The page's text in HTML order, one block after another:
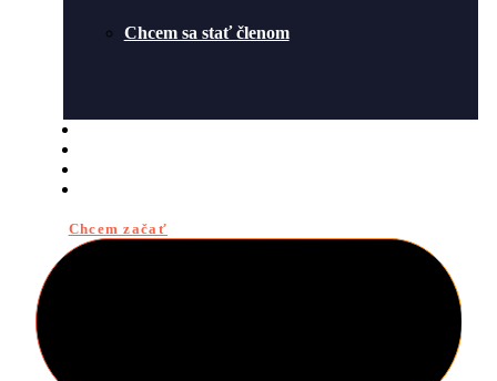
Chcem sa stať členom
Chcem začať